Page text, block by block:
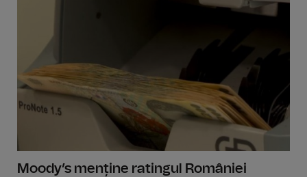
Moody’s menține ratingul României